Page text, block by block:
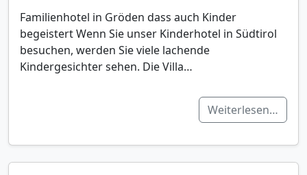
Familienhotel in Gröden dass auch Kinder
begeistert Wenn Sie unser Kinderhotel in Südtirol
besuchen, werden Sie viele lachende
Kindergesichter sehen. Die Villa…
Weiterlesen…